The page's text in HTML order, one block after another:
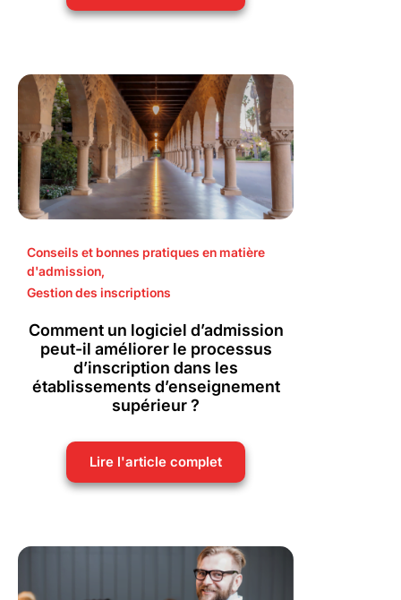
Conseils et bonnes pratiques en matière
d'admission,
Gestion des inscriptions
Comment un logiciel d’admission
peut-il améliorer le processus
d’inscription dans les
établissements d’enseignement
supérieur ?
Lire l'article complet